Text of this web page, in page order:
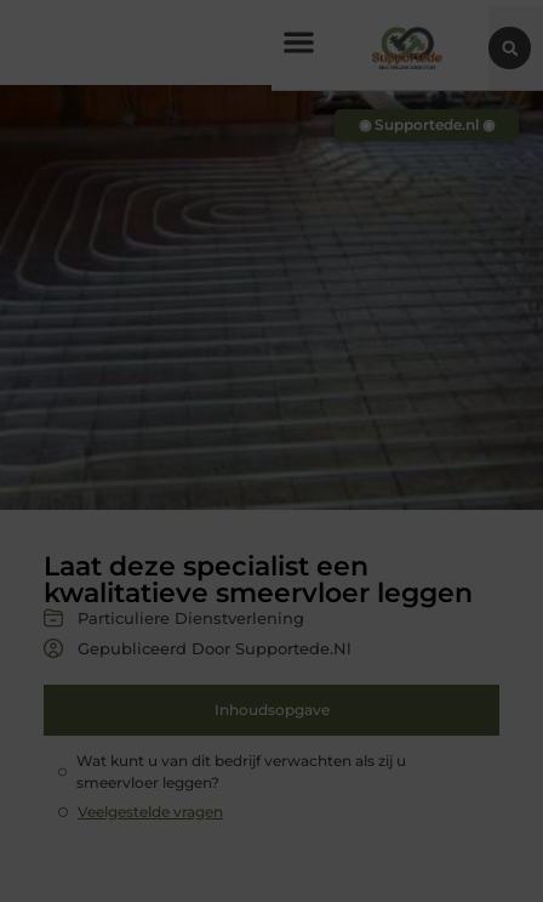
Laat deze specialist een
kwalitatieve smeervloer leggen
Particuliere Dienstverlening
Gepubliceerd Door Supportede.nl
Inhoudsopgave
Wat kunt u van dit bedrijf verwachten als zij u
smeervloer leggen?
Veelgestelde vragen
◉ Supportede.nl ◉